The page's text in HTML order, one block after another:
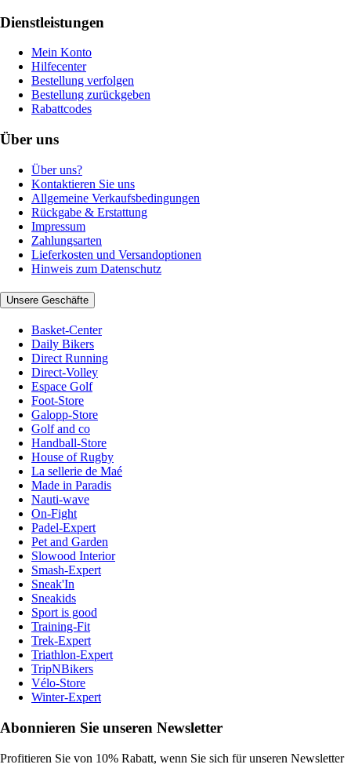
Dienstleistungen
Mein Konto
Hilfecenter
Bestellung verfolgen
Bestellung zurückgeben
Rabattcodes
Über uns
Über uns?
Kontaktieren Sie uns
Allgemeine Verkaufsbedingungen
Rückgabe & Erstattung
Impressum
Zahlungsarten
Lieferkosten und Versandoptionen
Hinweis zum Datenschutz
Unsere Geschäfte
Basket-Center
Daily Bikers
Direct Running
Direct-Volley
Espace Golf
Foot-Store
Galopp-Store
Golf and co
Handball-Store
House of Rugby
La sellerie de Maé
Made in Paradis
Nauti-wave
On-Fight
Padel-Expert
Pet and Garden
Slowood Interior
Smash-Expert
Sneak'In
Sneakids
Sport is good
Training-Fit
Trek-Expert
Triathlon-Expert
TripNBikers
Vélo-Store
Winter-Expert
Abonnieren Sie unseren Newsletter
Profitieren Sie von 10% Rabatt, wenn Sie sich für unseren Newsletter